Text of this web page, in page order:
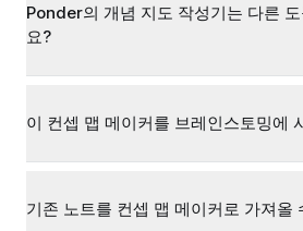
Ponder의 개념 지도 작성기는 다른
요?
이 컨셉 맵 메이커를 브레인스토밍에
기존 노트를 컨셉 맵 메이커로 가져올